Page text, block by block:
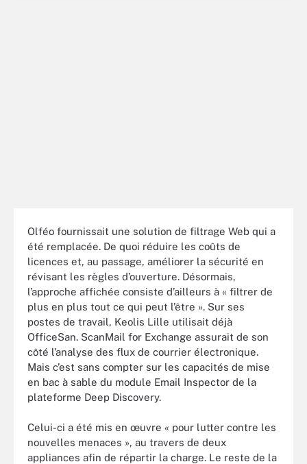
Olféo fournissait une solution de filtrage Web qui a
été remplacée. De quoi réduire les coûts de
licences et, au passage, améliorer la sécurité en
révisant les règles d’ouverture. Désormais,
l’approche affichée consiste d’ailleurs à « filtrer de
plus en plus tout ce qui peut l’être ». Sur ses
postes de travail, Keolis Lille utilisait déjà
OfficeSan. ScanMail for Exchange assurait de son
côté l’analyse des flux de courrier électronique.
Mais c’est sans compter sur les capacités de mise
en bac à sable du module Email Inspector de la
plateforme Deep Discovery.
Celui-ci a été mis en œuvre « pour lutter contre les
nouvelles menaces », au travers de deux
appliances afin de répartir la charge. Le reste de la